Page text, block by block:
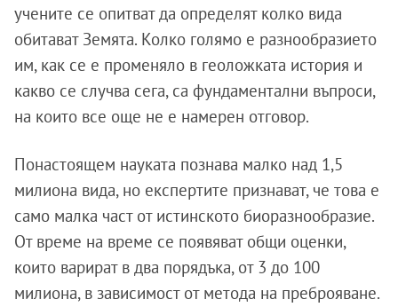
учените се опитват да определят колко вида
обитават Земята. Колко голямо е разнообразието
им, как се е променяло в геоложката история и
какво се случва сега, са фундаментални въпроси,
на които все още не е намерен отговор.
Понастоящем науката познава малко над 1,5
милиона вида, но експертите признават, че това е
само малка част от истинското биоразнообразие.
От време на време се появяват общи оценки,
които варират в два порядъка, от 3 до 100
милиона, в зависимост от метода на преброяване.